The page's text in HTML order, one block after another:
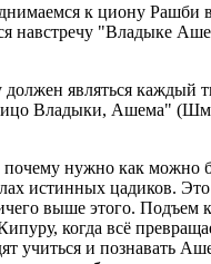
к циону Рашби
навстречу "Владыке
должен являться каждый
Владыки, Ашема"
почему нужно как можно
истинных цадиков.
выше этого. Подъем
когда всё
учиться и познавать